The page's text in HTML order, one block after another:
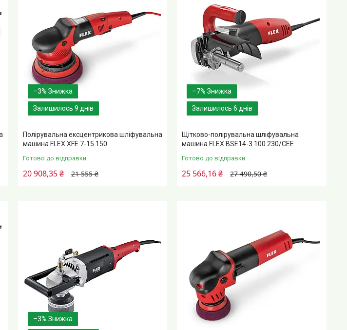
–3%
Залишилось 9 днів
Полірувальна ексцентрикова шліфувальна
машина FLEX XFE 7-15 150
Готово до відправки
21 555 ₴
20 908,35 ₴
–7%
Залишилось 6 днів
Щітково-полірувальна шліфувальна
машина FLEX BSE14-3 100 230/CEE
Готово до відправки
27 490,50 ₴
25 566,16 ₴
–3%